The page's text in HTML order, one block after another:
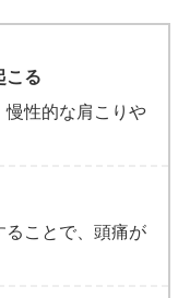
こる
慢性的な肩こりや
ることで、頭痛が